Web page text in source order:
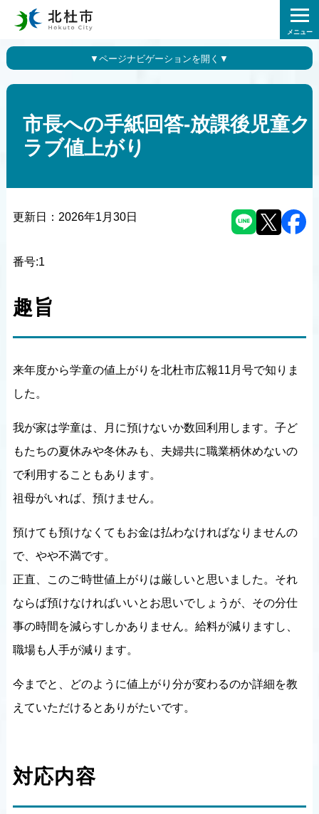
メニュー
市長への手紙回答-放課後児童ク
ラブ値上がり
更新日： 2026年1月30日
番号:1
趣旨
来年度から学童の値上がりを北杜市広報11月号で知りま
した。
我が家は学童は、月に預けないか数回利用します。子ど
もたちの夏休みや冬休みも、夫婦共に職業柄休めないの
で利用することもあります。
祖母がいれば、預けません。
預けても預けなくてもお金は払わなければなりませんの
で、やや不満です。
正直、このご時世値上がりは厳しいと思いました。それ
ならば預けなければいいとお思いでしょうが、その分仕
事の時間を減らすしかありません。給料が減りますし、
職場も人手が減ります。
今までと、どのように値上がり分が変わるのか詳細を教
えていただけるとありがたいです。
対応内容